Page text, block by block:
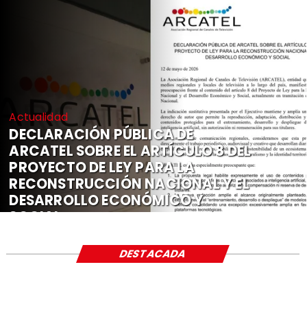
Actualidad
DECLARACIÓN PÚBLICA DE
ARCATEL SOBRE EL ARTÍCULO 8 DEL
PROYECTO DE LEY PARA LA
RECONSTRUCCIÓN NACIONAL Y EL
DESARROLLO ECONÓMICO Y
SOCIAL
DESTACADA